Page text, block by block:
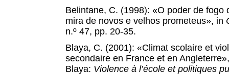
Belintane, C. (1998): «O poder de fogo
mira de novos e velhos prometeus», in
n.º 47, pp. 20-35.
Blaya, C. (2001): «Climat scolaire et
secondaire en France et en
Blaya: Violence à l’école et politiques